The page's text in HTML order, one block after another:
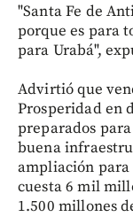
"Santa Fe de
porque es para
para Urabá",
Advirtió que
Prosperidad en
preparados
buena
ampliación
cuesta 6 mil
1.500 millones